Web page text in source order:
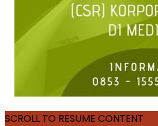
SCROLL TO RESUME CONTENT